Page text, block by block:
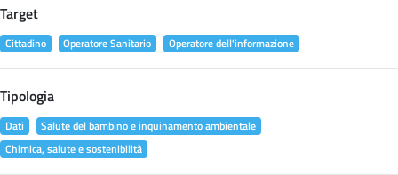
Target
Cittadino Operatore Sanitario Operatore dell'informazione
Tipologia
Dati
Salute del bambino e inquinamento ambientale
Chimica, salute e sostenibilità